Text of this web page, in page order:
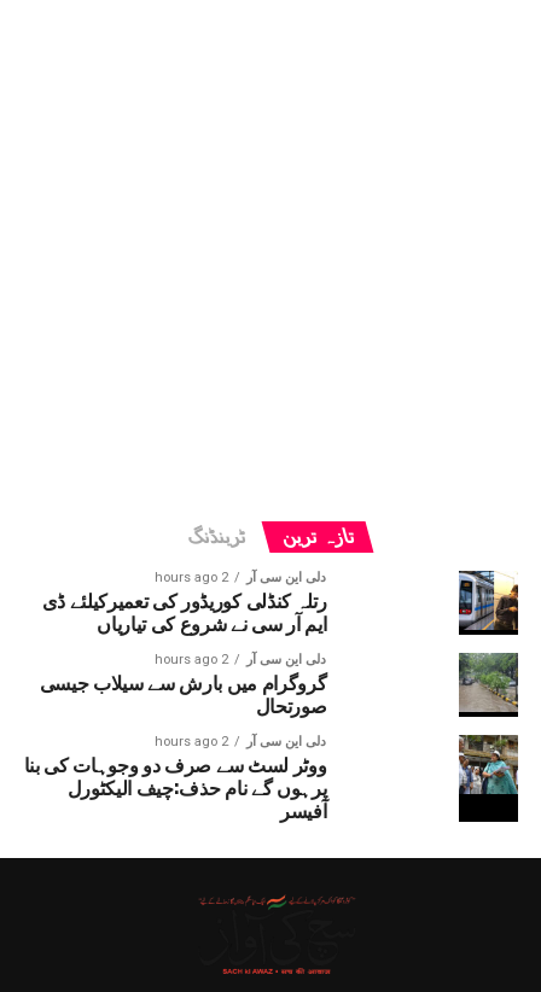
تازہ ترین ٹرینڈنگ
دلی این سی آر 2 hours ago
رتلہ کنڈلی کوریڈور کی تعمیرکیلئے ڈی
ایم آر سی نے شروع کی تیاریاں
دلی این سی آر 2 hours ago
گروگرام میں بارش سے سیلاب جیسی
صورتحال
دلی این سی آر 2 hours ago
ووٹر لسٹ سے صرف دو وجوہات کی بنا
پرہوں گے نام حذف:چیف الیکٹورل
آفیسر